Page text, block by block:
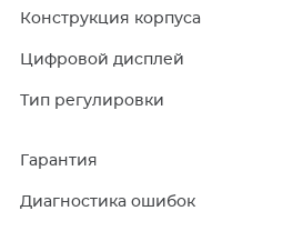
Конструкция корпуса
Цифровой дисплей
Тип регулировки
Гарантия
Диагностика ошибок